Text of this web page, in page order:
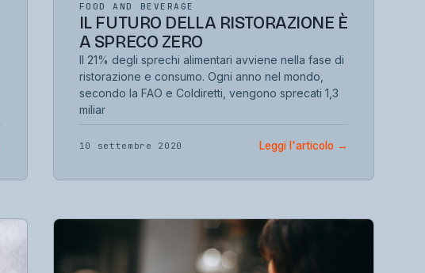
FOOD AND BEVERAGE
IL FUTURO DELLA RISTORAZIONE È
A SPRECO ZERO
Il 21% degli sprechi alimentari avviene nella fase di
ristorazione e consumo. Ogni anno nel mondo,
secondo la FAO e Coldiretti, vengono sprecati 1,3
miliar
10 settembre 2020 Leggi l'articolo →